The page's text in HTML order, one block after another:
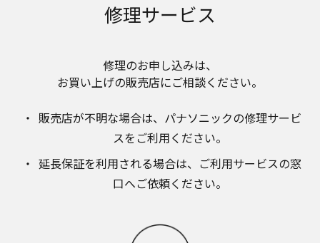
商品には、取扱説明書を補足する操作ガイドなど
ませんことをご了承ください。
安全上のご注意
説明書に記載または別途同梱の別紙にてお客様に
ご提供しておりますが、本ウェブサイトでは別紙
取扱説明書中に記載する安全上のご注意は、法的
規制などの変化に応じて変更する場合がありま
についてのご質問等がありましたら、ご購入店、
修理サービス
修理のお申し込みは、​
お買い上げの販売店にご相談ください。​
販売店が不明な場合は、​パナソニックの修理サービ
スをご利用ください。​
延長保証を利用される場合は、​ご利用サービスの窓
口へご依頼ください。